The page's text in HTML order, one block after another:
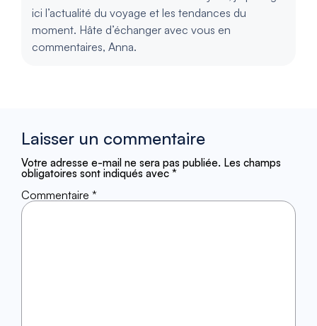
ici l’actualité du voyage et les tendances du
moment. Hâte d’échanger avec vous en
commentaires, Anna.
Laisser un commentaire
Votre adresse e-mail ne sera pas publiée. Les champs
obligatoires sont indiqués avec *
Commentaire *